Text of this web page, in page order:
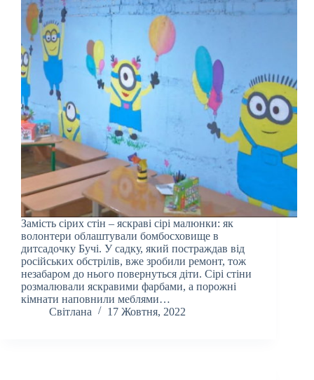
Замість сірих стін – яскраві сірі малюнки: як
волонтери облаштували бомбосховище в
дитсадочку Бучі. У садку, який постраждав від
російських обстрілів, вже зробили ремонт, тож
незабаром до нього повернуться діти. Сірі стіни
розмалювали яскравими фарбами, а порожні
кімнати наповнили меблями…
Світлана
17 Жовтня, 2022